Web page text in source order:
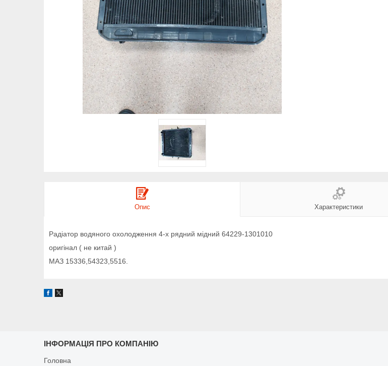
Опис Характеристики
Радіатор водяного охолодження 4-х рядний мідний 64229-1301010
оригінал ( не китай )
МАЗ 15336,54323,5516.
ІНФОРМАЦІЯ ПРО КОМПАНІЮ
Головна